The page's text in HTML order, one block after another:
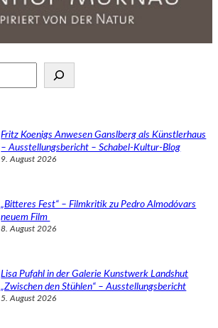
Fritz Koenigs Anwesen Ganslberg als Künstlerhaus
– Ausstellungsbericht – Schabel-Kultur-Blog
9. August 2026
„Bitteres Fest“ – Filmkritik zu Pedro Almodóvars
neuem Film
8. August 2026
Lisa Pufahl in der Galerie Kunstwerk Landshut
„Zwischen den Stühlen“ – Ausstellungsbericht
5. August 2026